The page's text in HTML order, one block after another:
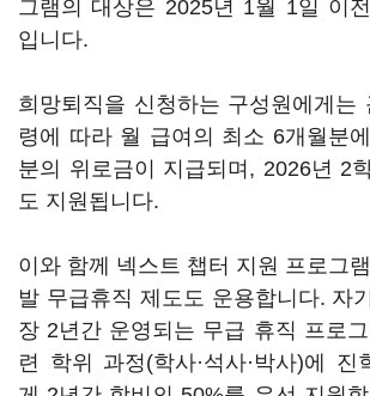
그램의 대상은 2025년 1월 1일 이
입니다.
희망퇴직을 신청하는 구성원에게는
령에 따라 월 급여의 최소 6개월분
분의 위로금이 지급되며, 2026년 2
도 지원됩니다.
이와 함께 넥스트 챕터 지원 프로그
발 무급휴직 제도도 운용합니다. 자
장 2년간 운영되는 무급 휴직 프로
련 학위 과정(학사·석사·박사)에 진